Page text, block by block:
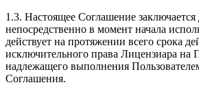
1.3. Настоящее Соглашение заключается
непосредственно в момент начала
действует на протяжении всего срока
исключительного права Лицензиара на
надлежащего выполнения
Соглашения.